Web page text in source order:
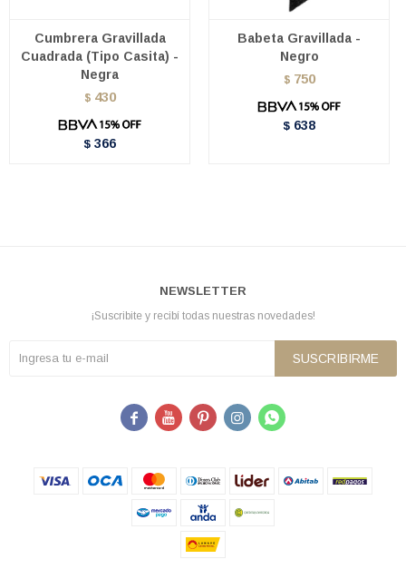
Cumbrera Gravillada
Cuadrada (Tipo Casita) -
Negra
$ 430
$ 366
Babeta Gravillada -
Negro
$ 750
$ 638
NEWSLETTER
¡Suscribite y recibí todas nuestras novedades!
SUSCRIBIRME
    